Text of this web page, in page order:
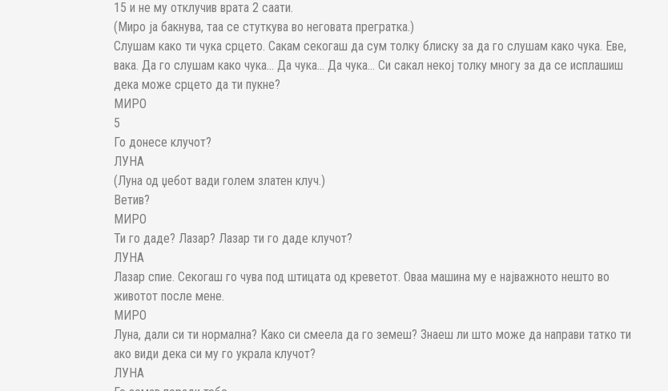
15 и не му отклучив врата 2 саати.
(Миро ја бакнува, таа се стуткува во неговата прегратка.)
Слушам како ти чука срцето. Сакам секогаш да сум толку блиску за да го слушам како чука. Еве,
вака. Да го слушам како чука… Да чука… Да чука… Си сакал некој толку многу за да се исплашиш
дека може срцето да ти пукне?
МИРО
5
Го донесе клучот?
ЛУНА
(Луна од џебот вади голем златен клуч.)
Ветив?
МИРО
Ти го даде? Лазар? Лазар ти го даде клучот?
ЛУНА
Лазар спие. Секогаш го чува под штицата од креветот. Оваа машина му е најважното нешто во
животот после мене.
МИРО
Луна, дали си ти нормална? Како си смеела да го земеш? Знаеш ли што може да направи татко ти
ако види дека си му го украла клучот?
ЛУНА